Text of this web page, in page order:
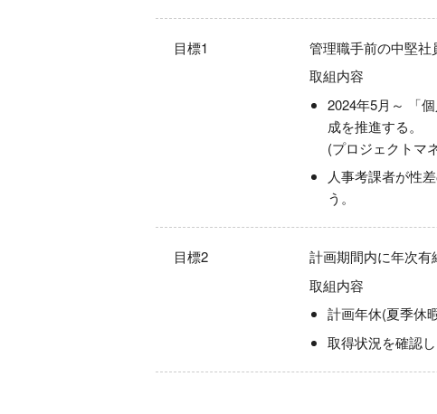
目標1
管理職手前の中堅社
取組内容
2024年5月～ 「
成を推進する。
(プロジェクトマ
人事考課者が性
う。
目標2
計画期間内に年次有
取組内容
計画年休(夏季休
取得状況を確認